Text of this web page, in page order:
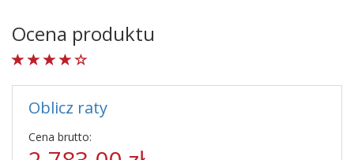
Ocena produktu
Oblicz raty
Cena brutto: